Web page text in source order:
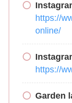
https://
online/
https://
Garden